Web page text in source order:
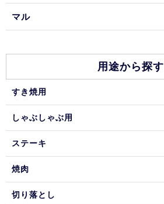
マル
用途から探す
すき焼用
しゃぶしゃぶ用
ステーキ
焼肉
切り落とし